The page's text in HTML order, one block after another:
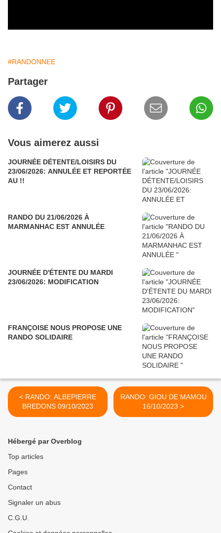
#RANDONNEE
Partager
Vous aimerez aussi
JOURNÉE DÉTENTE/LOISIRS DU
23/06/2026: ANNULÉE ET REPORTÉE
AU !!
RANDO DU 21/06/2026 À
MARMANHAC EST ANNULÉE
JOURNÉE D'ÉTENTE DU MARDI
23/06/2026: MODIFICATION
FRANÇOISE NOUS PROPOSE UNE
RANDO SOLIDAIRE
< RANDO: ALBEPIERRE
BREDONS 09/10/2023
RANDO: GIOU DE MAMOU
16/10/2023 >
Hébergé par Overblog
Top articles
Pages
Contact
Signaler un abus
C.G.U.